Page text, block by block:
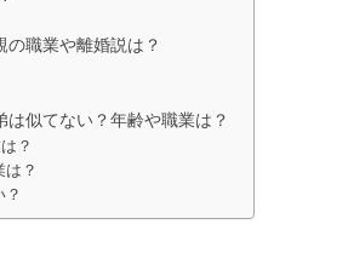
の職業や離婚説は？
は似てない？年齢や職業は？
？
？
？